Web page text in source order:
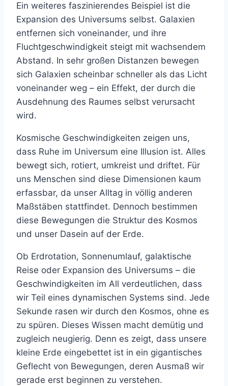
Ein weiteres faszinierendes Beispiel ist die
Expansion des Universums selbst. Galaxien
entfernen sich voneinander, und ihre
Fluchtgeschwindigkeit steigt mit wachsendem
Abstand. In sehr großen Distanzen bewegen
sich Galaxien scheinbar schneller als das Licht
voneinander weg – ein Effekt, der durch die
Ausdehnung des Raumes selbst verursacht
wird.
Kosmische Geschwindigkeiten zeigen uns,
dass Ruhe im Universum eine Illusion ist. Alles
bewegt sich, rotiert, umkreist und driftet. Für
uns Menschen sind diese Dimensionen kaum
erfassbar, da unser Alltag in völlig anderen
Maßstäben stattfindet. Dennoch bestimmen
diese Bewegungen die Struktur des Kosmos
und unser Dasein auf der Erde.
Ob Erdrotation, Sonnenumlauf, galaktische
Reise oder Expansion des Universums – die
Geschwindigkeiten im All verdeutlichen, dass
wir Teil eines dynamischen Systems sind. Jede
Sekunde rasen wir durch den Kosmos, ohne es
zu spüren. Dieses Wissen macht demütig und
zugleich neugierig. Denn es zeigt, dass unsere
kleine Erde eingebettet ist in ein gigantisches
Geflecht von Bewegungen, deren Ausmaß wir
gerade erst beginnen zu verstehen.